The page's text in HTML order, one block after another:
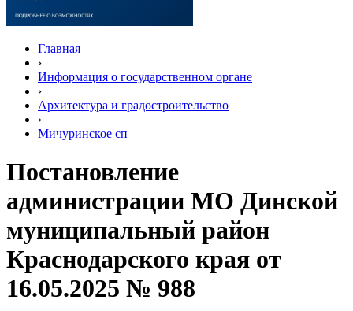
Главная
›
Информация о государственном органе
›
Архитектура и градостроительство
›
Мичуринское сп
Постановление
администрации МО Динской
муниципальный район
Краснодарского края от
16.05.2025 № 988